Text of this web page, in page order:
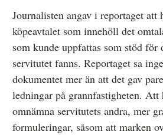
Journalisten angav i reportaget att
köpeavtalet som innehöll det
som kunde uppfattas som stöd för
servitutet fanns. Reportaget sa
dokumentet mer än att det gav
ledningar på grannfastigheten. Att
omnämna servitutets andra, mer
formuleringar, såsom att marken